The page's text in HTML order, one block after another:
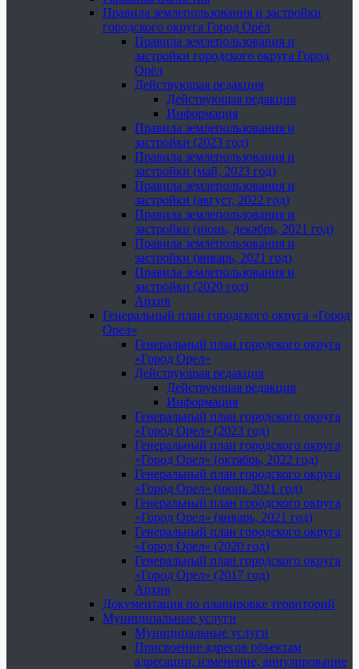
Правила землепользования и застройки
городского округа Город Орёл
Правила землепользования и
застройки городского округа Город
Орёл
Действующая редакция
Действующая редакция
Информация
Правила землепользования и
застройки (2023 год)
Правила землепользования и
застройки (май, 2023 год)
Правила землепользования и
застройки (август, 2022 год)
Правила землепользования и
застройки (июнь, декабрь, 2021 год)
Правила землепользования и
застройки (январь, 2021 год)
Правила землепользования и
застройки (2020 год)
Архив
Генеральный план городского округа «Город
Орел»
Генеральный план городского округа
«Город Орел»
Действующая редакция
Действующая редакция
Информация
Генеральный план городского округа
«Город Орел» (2023 год)
Генеральный план городского округа
«Город Орел» (октябрь, 2022 год)
Генеральный план городского округа
«Город Орел» (июнь 2021 год)
Генеральный план городского округа
«Город Орел» (январь, 2021 год)
Генеральный план городского округа
«Город Орел» (2020 год)
Генеральный план городского округа
«Город Орел» (2017 год)
Архив
Документация по планировке территорий
Муниципальные услуги
Муниципальные услуги
Присвоение адресов объектам
адресации, изменение, аннулирование